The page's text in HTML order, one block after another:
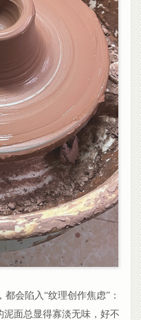
会陷入“纹理创作焦虑”：
面总显得寡淡无味，好不